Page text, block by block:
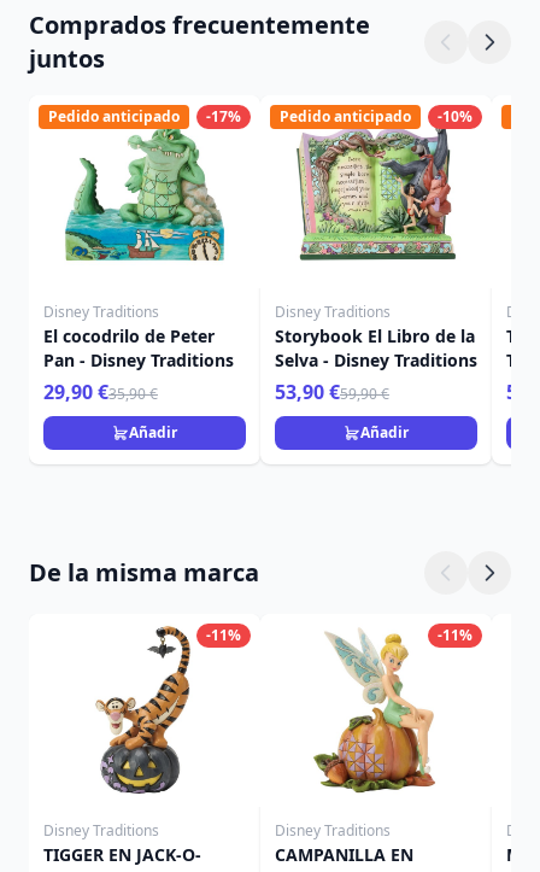
Comprados frecuentemente
juntos
-17%
Pedido anticipado
Disney Traditions
El cocodrilo de Peter
Pan - Disney Traditions
29,90 €35,90 €
Añadir
-10%
Pedido anticipado
Disney Traditions
Storybook El Libro de la
Selva - Disney Traditions
53,90 €59,90 €
Añadir
De la misma marca
-11%
Disney Traditions
TIGGER EN JACK-O-
-11%
Disney Traditions
CAMPANILLA EN